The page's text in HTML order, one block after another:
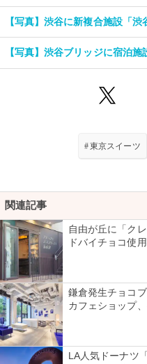
【写真】渋谷に新複合施設「
【写真】渋谷ブリッジに宿泊施
#東京スイーツ
関連記事
自由が丘に「ク
ドバイチョコ使
鎌倉発生チョコ
カフェショップ
LA人気ドーナツ